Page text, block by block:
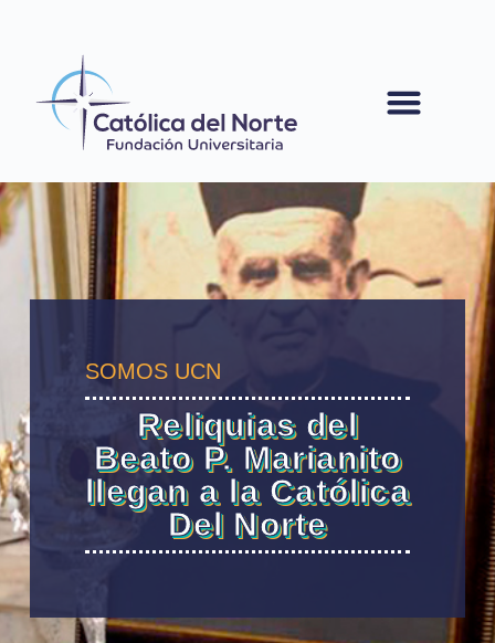
SOMOS UCN
Reliquias del
Beato P. Marianito
llegan a la Católica
Del Norte